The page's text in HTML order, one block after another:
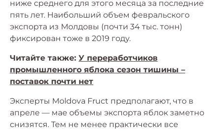
ниже среднего для этого месяца за последние
пять лет. Наибольший объем февральского
экспорта из Молдовы (почти 34 тыс. тонн)
фиксирован тоже в 2019 году.
Читайте также: У переработчиков
промышленного яблока сезон тишины –
поставок почти нет
Эксперты Moldova Fruct предполагают, что в
апреле — мае объемы экспорта яблок заметно
снизятся. Тем не менее практически все